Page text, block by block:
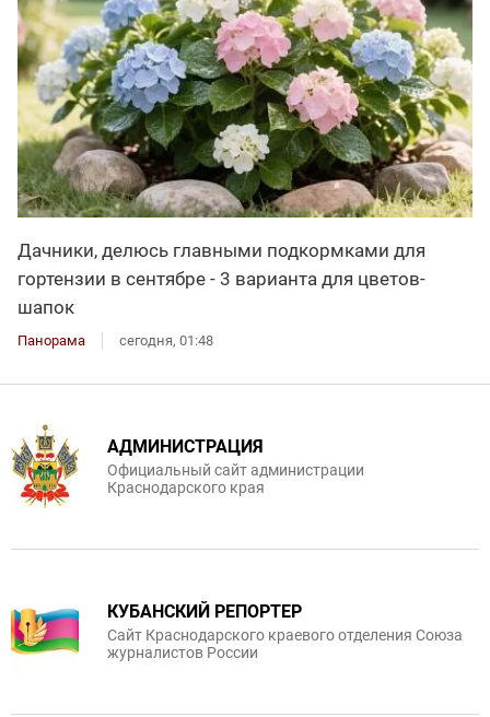
Дачники, делюсь главными подкормками для
гортензии в сентябре - 3 варианта для цветов-
шапок
Панорама сегодня, 01:48
АДМИНИСТРАЦИЯ
Официальный сайт администрации
Краснодарского края
КУБАНСКИЙ РЕПОРТЕР
Сайт Краснодарского краевого отделения Союза
журналистов России